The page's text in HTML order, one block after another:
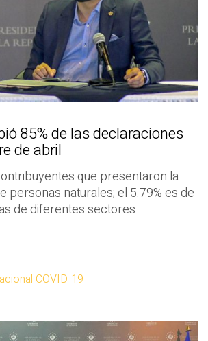
85% de las declaraciones
de abril
que presentaron la
personas naturales; el 5.79% es de
de diferentes sectores
COVID-19